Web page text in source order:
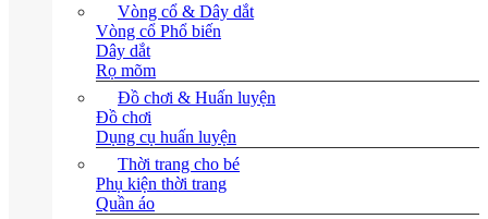
Vòng cổ & Dây dắt
Vòng cổ
Dây dắt
Rọ mõm
Đồ chơi & Huấn luyện
Đồ chơi
Dụng cụ huấn luyện
Thời trang cho bé
Phụ kiện thời trang
Quần áo